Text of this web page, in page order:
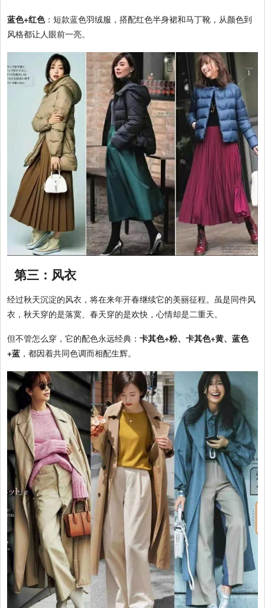
蓝色+红色：短款蓝色羽绒服，搭配红色半身裙和马丁靴，从颜色到
风格都让人眼前一亮。
第三：风衣
经过秋天沉淀的风衣，将在来年开春继续它的美丽征程。虽是同件风
衣，秋天穿的是落寞、春天穿的是欢快，心情却是二重天。
但不管怎么穿，它的配色永远经典：卡其色+粉、卡其色+黄、蓝色
+蓝 ，都因着共同色调而相配生辉。